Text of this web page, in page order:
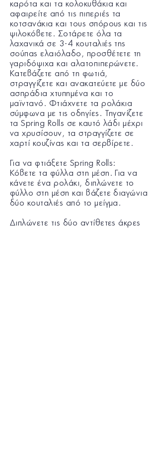
καρότα και τα κολοκυθάκια και
αφαιρείτε από τις πιπεριές τα
κοτσανάκια και τους σπόρους και τις
ψιλοκόβετε. Σοτάρετε όλα τα
λαχανικά σε 3-4 κουταλιές της
σούπας ελαιόλαδο, προσθέτετε τη
γαριδόψιχα και αλατοπιπερώνετε.
Κατεβάζετε από τη φωτιά,
στραγγίζετε και ανακατεύετε με δύο
ασπράδια χτυπημένα και το
μαϊντανό. Φτιάχνετε τα ρολάκια
σύμφωνα με τις οδηγίες. Τηγανίζετε
τα Spring Rolls σε καυτό λάδι μέχρι
να χρυσίσουν, τα στραγγίζετε σε
χαρτί κουζίνας και τα σερβίρετε.
Για να φτιάξετε Spring Rolls:
Κόβετε τα φύλλα στη μέση. Για να
κάνετε ένα ρολάκι, διπλώνετε το
φύλλο στη μέση και βάζετε διαγώνια
δύο κουταλιές από το μείγμα.
Διπλώνετε τις δύο αντίθετες άκρες